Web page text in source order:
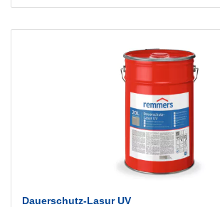
Dauerschutz-Lasur UV